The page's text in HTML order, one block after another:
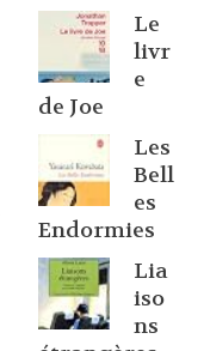
Le
livr
e
de Joe
Les
Bell
es
Endormies
Lia
iso
ns